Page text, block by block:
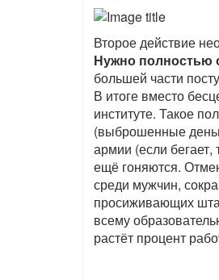
Второе действие
Нужно полностью
большей части
В итоге вместо
институте. Такое
(выброшенные
армии (если бегает,
ещё гоняются.
среди мужчин,
просиживающих
всему
растёт процент